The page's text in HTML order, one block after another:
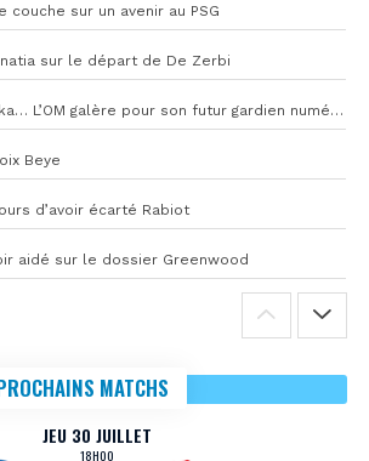
couche sur un avenir au PSG
sur le départ de De Zerbi
Restes, Atubolu, Bulka… L’OM galère pour son futur gardien numéro 1
Beye
d’avoir écarté Rabiot
aidé sur le dossier Greenwood
MATCHS
JEU 30 JUILLET
18H00